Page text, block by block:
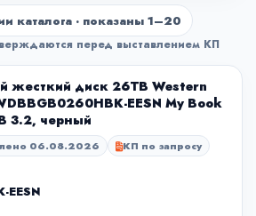
каталога · показаны 1–20
перед выставлением КП
жесткий диск 26TB Western
EESN My Book
3.2, черный
06.08.2026 КП по запросу
EESN